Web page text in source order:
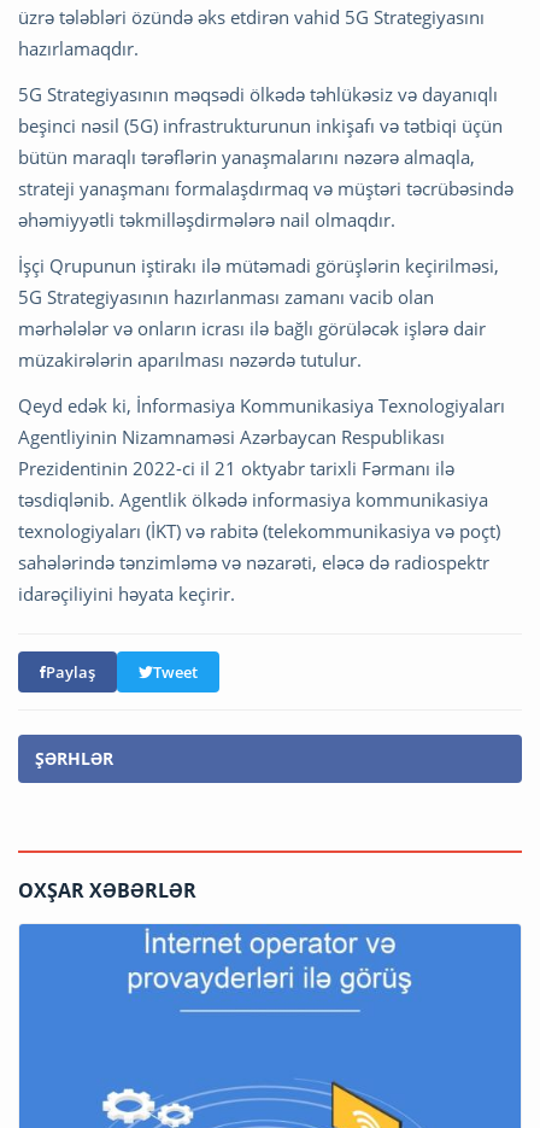
üzrə tələbləri özündə əks etdirən vahid 5G Strategiyasını
hazırlamaqdır.
5G Strategiyasının məqsədi ölkədə təhlükəsiz və dayanıqlı
beşinci nəsil (5G) infrastrukturunun inkişafı və tətbiqi üçün
bütün maraqlı tərəflərin yanaşmalarını nəzərə almaqla,
strateji yanaşmanı formalaşdırmaq və müştəri təcrübəsində
əhəmiyyətli təkmilləşdirmələrə nail olmaqdır.
İşçi Qrupunun iştirakı ilə mütəmadi görüşlərin keçirilməsi,
5G Strategiyasının hazırlanması zamanı vacib olan
mərhələlər və onların icrası ilə bağlı görüləcək işlərə dair
müzakirələrin aparılması nəzərdə tutulur.
Qeyd edək ki, İnformasiya Kommunikasiya Texnologiyaları
Agentliyinin Nizamnaməsi Azərbaycan Respublikası
Prezidentinin 2022-ci il 21 oktyabr tarixli Fərmanı ilə
təsdiqlənib. Agentlik ölkədə informasiya kommunikasiya
texnologiyaları (İKT) və rabitə (telekommunikasiya və poçt)
sahələrində tənzimləmə və nəzarəti, eləcə də radiospektr
idarəçiliyini həyata keçirir.
Paylaş Tweet
ŞƏRHLƏR
OXŞAR XƏBƏRLƏR